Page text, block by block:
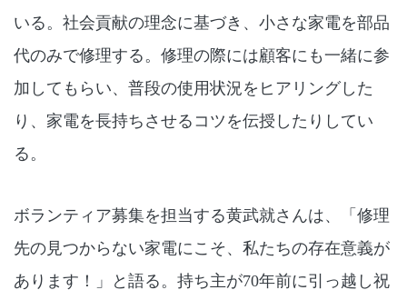
いる。社会貢献の理念に基づき、小さな家電を部品
代のみで修理する。修理の際には顧客にも一緒に参
加してもらい、普段の使用状況をヒアリングした
り、家電を長持ちさせるコツを伝授したりしてい
る。
ボランティア募集を担当する黄武就さんは、「修理
先の見つからない家電にこそ、私たちの存在意義が
あります！」と語る。持ち主が70年前に引っ越し祝